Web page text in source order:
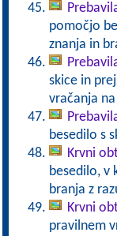
pomočjo
znanja in
skice in
vračanja
besedilo s
Krvni
besedilo, v
branja z
Krvni
pravilnem